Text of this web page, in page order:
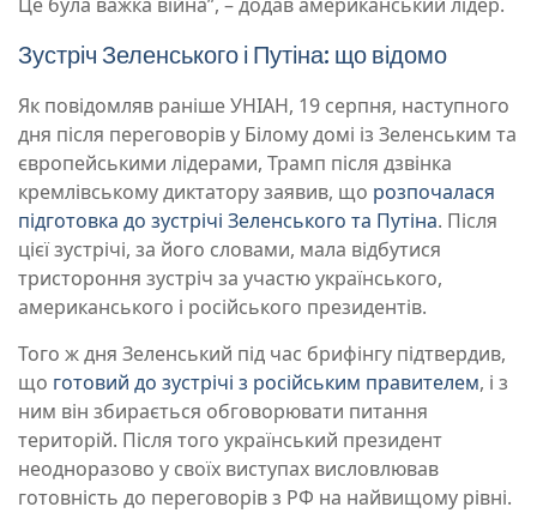
Це була важка війна”, – додав американський лідер.
Зустріч Зеленського і Путіна: що відомо
Як повідомляв раніше УНІАН, 19 серпня, наступного
дня після переговорів у Білому домі із Зеленським та
європейськими лідерами, Трамп після дзвінка
кремлівському диктатору заявив, що розпочалася
підготовка до зустрічі Зеленського та Путіна. Після
цієї зустрічі, за його словами, мала відбутися
тристороння зустріч за участю українського,
американського і російського президентів.
Того ж дня Зеленський під час брифінгу підтвердив,
що готовий до зустрічі з російським правителем, і з
ним він збирається обговорювати питання
територій. Після того український президент
неодноразово у своїх виступах висловлював
готовність до переговорів з РФ на найвищому рівні.